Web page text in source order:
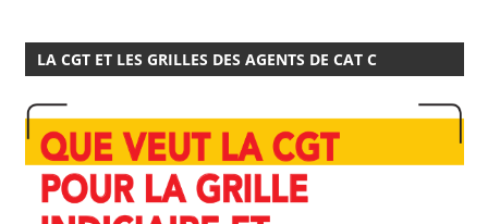
LA CGT ET LES GRILLES DES AGENTS DE CAT C